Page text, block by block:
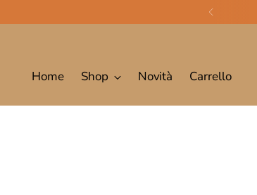
Home Shop Novità Carrello